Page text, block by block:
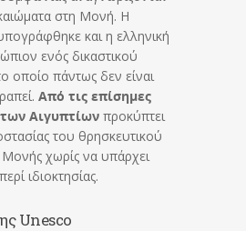
στη Μονή. Η
και η ελληνική
ενός δικαστικού
οποίο πάντως δεν είναι
Από τις επίσημες
Αιγυπτίων προκύπτει
του θρησκευτικού
χωρίς να υπάρχει
ιδιοκτησίας.
Unesco